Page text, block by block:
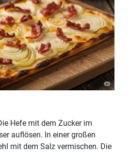
Hefe mit dem Zucker im
auflösen. In einer großen
mit dem Salz vermischen. Die